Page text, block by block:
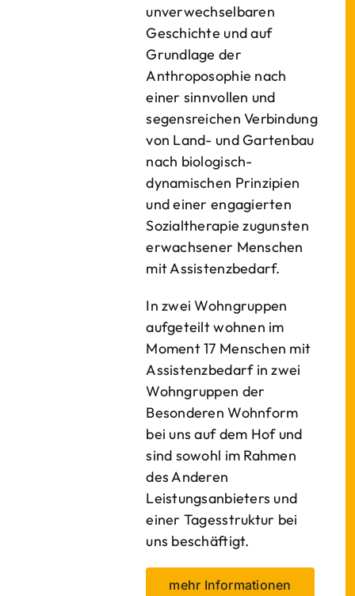
unverwechselbaren
Geschichte und auf
Grundlage der
Anthroposophie nach
einer sinnvollen und
segensreichen Verbindung
von Land- und Gartenbau
nach biologisch-
dynamischen Prinzipien
und einer engagierten
Sozialtherapie zugunsten
erwachsener Menschen
mit Assistenzbedarf.
In zwei Wohngruppen
aufgeteilt wohnen im
Moment 17 Menschen mit
Assistenzbedarf in zwei
Wohngruppen der
Besonderen Wohnform
bei uns auf dem Hof und
sind sowohl im Rahmen
des Anderen
Leistungsanbieters und
einer Tagesstruktur bei
uns beschäftigt.
mehr Informationen